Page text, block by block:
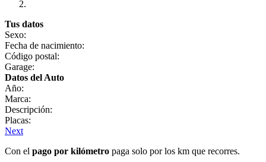
Tus datos
Sexo:
Fecha de nacimiento:
Código postal:
Garage:
Datos del Auto
Año:
Marca:
Descripción:
Placas:
Next
Con el pago por kilómetro paga solo por los km que recorres.